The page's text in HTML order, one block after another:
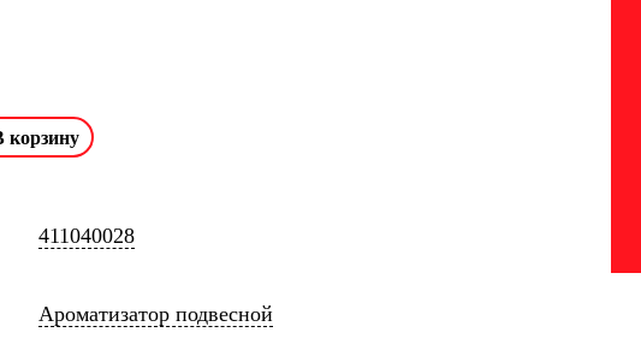
411040028
Ароматизатор подвесной